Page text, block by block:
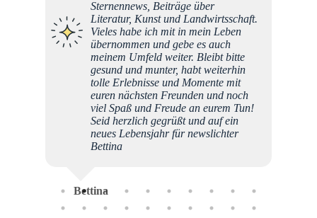
Sternennews, Beiträge über
Literatur, Kunst und Landwirtsschaft.
Vieles habe ich mit in mein Leben
übernommen und gebe es auch
meinem Umfeld weiter. Bleibt bitte
gesund und munter, habt weiterhin
tolle Erlebnisse und Momente mit
euren nächsten Freunden und noch
viel Spaß und Freude an eurem Tun!
Seid herzlich gegrüßt und auf ein
neues Lebensjahr für newslichter
Bettina
Bettina